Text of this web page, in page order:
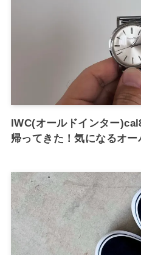
IWC(オールドインター
帰ってきた！気になるオー